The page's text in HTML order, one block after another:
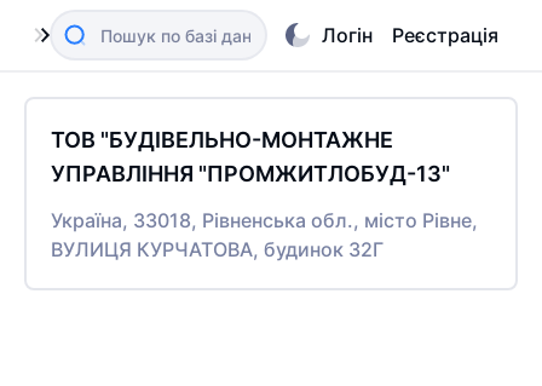
Логін Реєстрація
ТОВ "БУДІВЕЛЬНО-МОНТАЖНЕ
УПРАВЛІННЯ "ПРОМЖИТЛОБУД-13"
Україна, 33018, Рівненська обл., місто Рівне,
ВУЛИЦЯ КУРЧАТОВА, будинок 32Г